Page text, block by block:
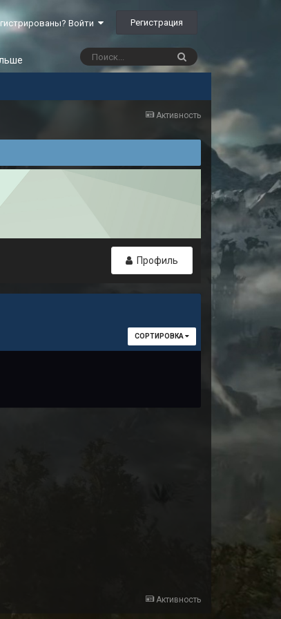
Войти Регистрация
Активность
Профиль
СОРТИРОВКА
Активность